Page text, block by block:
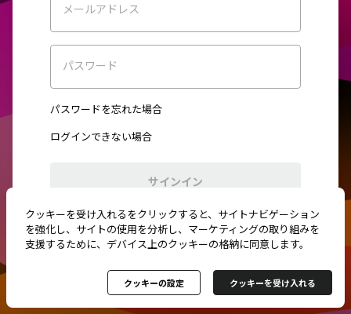
メールアドレス
パスワード
パスワードを忘れた場合
ログインできない場合
サインイン
初めてご利用ですか？新規登録
クッキーを受け入れるをクリックすると、サイトナビゲーション
を強化し、サイトの使用を分析し、マーケティングの取り組みを
支援するために、デバイス上のクッキーの格納に同意します。
クッキーの設定 クッキーを受け入れる